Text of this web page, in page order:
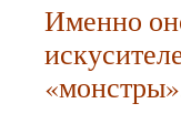
Именно